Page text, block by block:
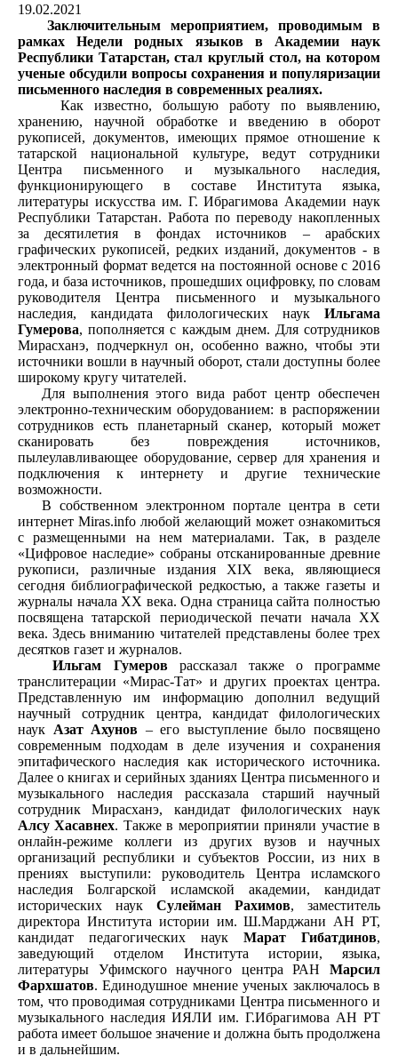
19.02.2021
Заключительным мероприятием, проводимым в
рамках Недели родных языков в Академии наук
Республики Татарстан, стал круглый стол, на котором
ученые обсудили вопросы сохранения и популяризации
письменного наследия в современных реалиях.
Как известно, большую работу по выявлению,
хранению, научной обработке и введению в оборот
рукописей, документов, имеющих прямое отношение к
татарской национальной культуре, ведут сотрудники
Центра письменного и музыкального наследия,
функционирующего в составе Института языка,
литературы искусства им. Г. Ибрагимова Академии наук
Республики Татарстан. Работа по переводу накопленных
за десятилетия в фондах источников – арабских
графических рукописей, редких изданий, документов - в
электронный формат ведется на постоянной основе с 2016
года, и база источников, прошедших оцифровку, по словам
руководителя Центра письменного и музыкального
наследия, кандидата филологических наук Ильгама
Гумерова, пополняется с каждым днем. Для сотрудников
Мирасханэ, подчеркнул он, особенно важно, чтобы эти
источники вошли в научный оборот, стали доступны более
широкому кругу читателей.
Для выполнения этого вида работ центр обеспечен
электронно-техническим оборудованием: в распоряжении
сотрудников есть планетарный сканер, который может
сканировать без повреждения источников,
пылеулавливающее оборудование, сервер для хранения и
подключения к интернету и другие технические
возможности.
В собственном электронном портале центра в сети
интернет Miras.info любой желающий может ознакомиться
с размещенными на нем материалами. Так, в разделе
«Цифровое наследие» собраны отсканированные древние
рукописи, различные издания XIX века, являющиеся
сегодня библиографической редкостью, а также газеты и
журналы начала XX века. Одна страница сайта полностью
посвящена татарской периодической печати начала XX
века. Здесь вниманию читателей представлены более трех
десятков газет и журналов.
Ильгам Гумероврассказал также о программе
транслитерации «Мирас-Тат» и других проектах центра.
Представленную им информацию дополнил ведущий
научный сотрудник центра, кандидат филологических
наук Азат Ахунов – его выступление было посвящено
современным подходам в деле изучения и сохранения
эпитафического наследия как исторического источника.
Далее о книгах и серийных зданиях Центра письменного и
музыкального наследия рассказала старший научный
сотрудник Мирасханэ, кандидат филологических наук
Алсу Хасавнех. Также в мероприятии приняли участие в
онлайн-режиме коллеги из других вузов и научных
организаций республики и субъектов России, из них в
прениях выступили: руководитель Центра исламского
наследия Болгарской исламской академии, кандидат
исторических наук Сулейман Рахимов, заместитель
директора Института истории им. Ш.Марджани АН РТ,
кандидат педагогических наук Марат Гибатдинов,
заведующий отделом Института истории, языка,
литературы Уфимского научного центра РАН Марсил
Фархшатов. Единодушное мнение ученых заключалось в
том, что проводимая сотрудниками Центра письменного и
музыкального наследия ИЯЛИ им. Г.Ибрагимова АН РТ
работа имеет большое значение и должна быть продолжена
и в дальнейшим.